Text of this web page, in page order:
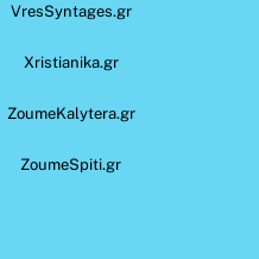
VresSyntages.gr
Xristianika.gr
ZoumeKalytera.gr
ZoumeSpiti.gr